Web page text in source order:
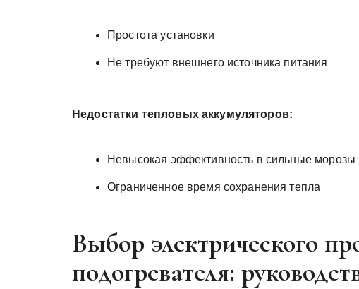
Простота установки
Не требуют внешнего источника питания
Недостатки тепловых аккумуляторов:
Невысокая эффективность в сильные морозы
Ограниченное время сохранения тепла
Выбор электрического
подогревателя: